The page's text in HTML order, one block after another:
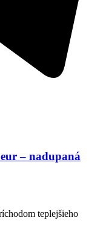
– nadupaná
teplejšieho